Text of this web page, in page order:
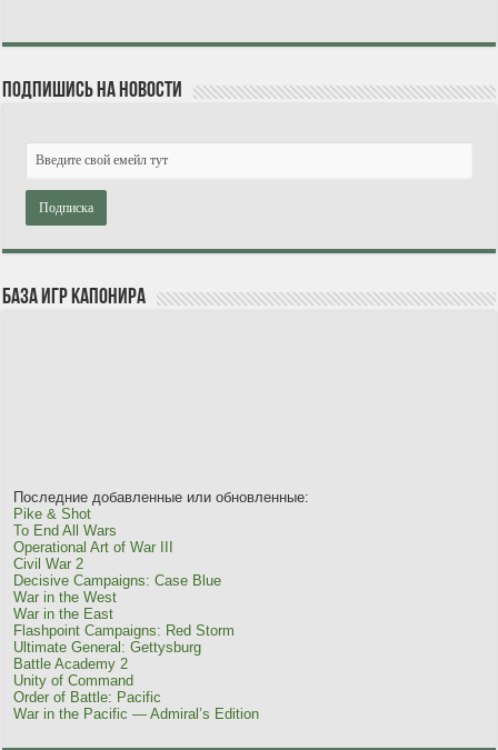
Подпишись на новости
База игр Капонира
Последние добавленные или обновленные:
Pike & Shot
To End All Wars
Operational Art of War III
Civil War 2
Decisive Campaigns: Case Blue
War in the West
War in the East
Flashpoint Campaigns: Red Storm
Ultimate General: Gettysburg
Battle Academy 2
Unity of Command
Order of Battle: Pacific
War in the Pacific — Admiral’s Edition